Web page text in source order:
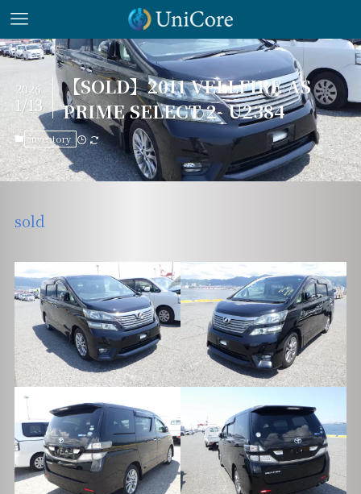
【SOLD】2011 VELLFIRE AS
PRIME SELECT 2- U2384
2026
1/13
inventory
sold